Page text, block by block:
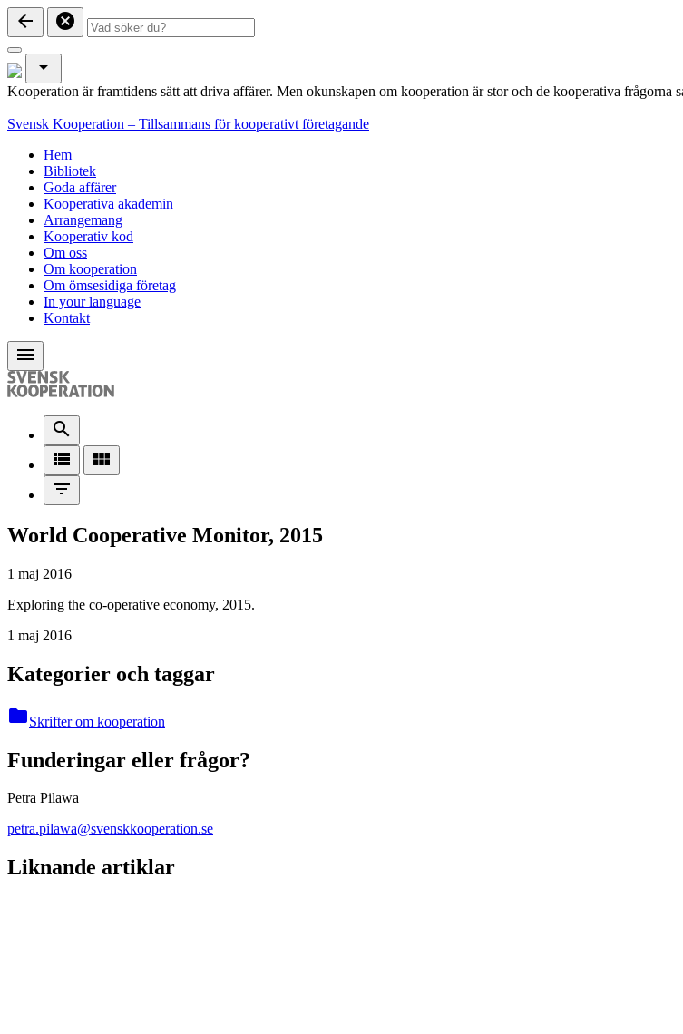
arrow_back cancel
arrow_drop_down
Kooperation är framtidens sätt att driva affärer. Men okunskapen om kooperation är stor och de kooperativa frågorna
Svensk Kooperation – Tillsammans för kooperativt företagande
Hem
Bibliotek
Goda affärer
Kooperativa akademin
Arrangemang
Kooperativ kod
Om oss
Om kooperation
Om ömsesidiga företag
In your language
Kontakt
menu
search
view_list
view_module
filter_list
World Cooperative Monitor, 2015
1 maj 2016
Exploring the co-operative economy, 2015.
1 maj 2016
Kategorier och taggar
folderSkrifter om kooperation
Funderingar eller frågor?
Petra Pilawa
petra.pilawa@svenskkooperation.se
Liknande artiklar